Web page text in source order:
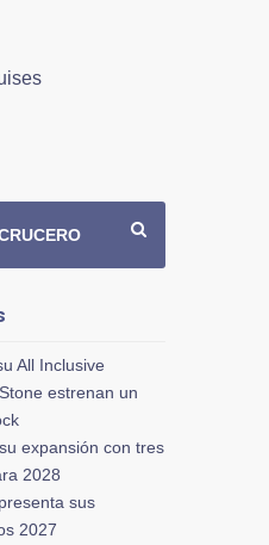
All Inclusive
estrenan un
expansión con tres
2028
sus
2027